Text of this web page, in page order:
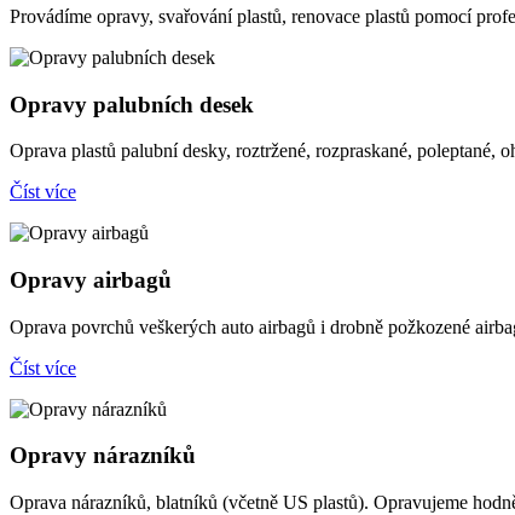
Provádíme opravy, svařování plastů, renovace plastů pomocí
Opravy palubních desek
Oprava plastů palubní desky, roztržené, rozpraskané, poleptané,
Číst více
Opravy airbagů
Oprava povrchů veškerých auto airbagů i drobně požkozené
Číst více
Opravy nárazníků
Oprava nárazníků, blatníků (včetně US plastů). Opravujeme